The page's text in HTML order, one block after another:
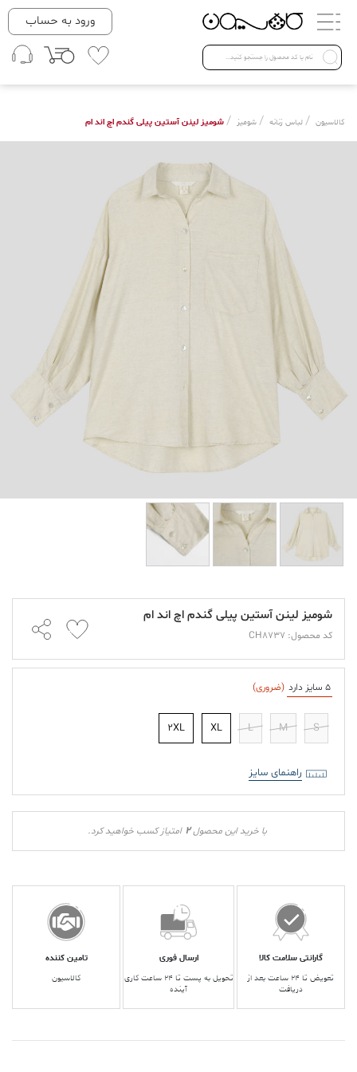
دسته بندی ها
Open submenu ( لباس زنانه )
لباس زنانه
لباس مردانه
ورود به حساب
کالاسیون / لباس زنانه / شومیز / شومیز لینن آستین پیلی گندم اچ اند ام
شومیز لینن آستین پیلی گندم اچ اند ام
کد محصول: CH8737
5 سایز دارد (ضروری)
S
M
L
XL
2XL
راهنمای سایز
با خرید این محصول2 امتیاز کسب خواهید کرد.
گارانتی سلامت کالا
تعویض تا ۲۴ ساعت بعد از
دریافت
ارسال فوری
تحویل به پست تا ۲۴ ساعت کاری
آینده
تامین کننده
کالاسیون